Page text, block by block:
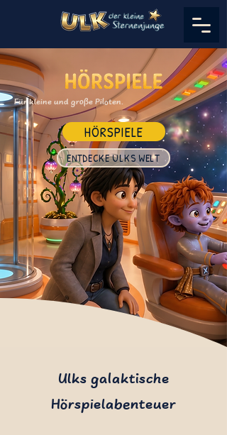
Für kleine und große Piloten.
HÖRSPIELE
ENTDECKE ULKS WELT
Ulks galaktische
Hörspielabenteuer